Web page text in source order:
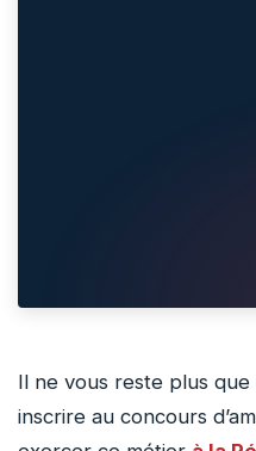
Il ne vous reste plus
inscrire au concours